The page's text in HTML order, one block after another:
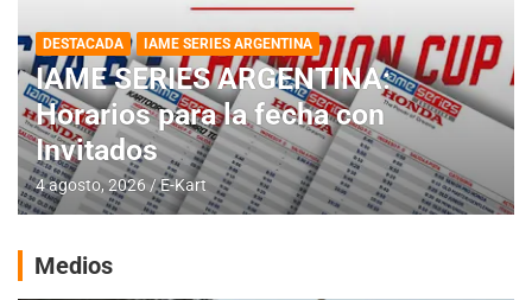
DESTACADA IAME SERIES ARGENTINA
IAME SERIES ARGENTINA:
Horarios para la fecha con
Invitados
4 agosto, 2026 E-Kart
Medios